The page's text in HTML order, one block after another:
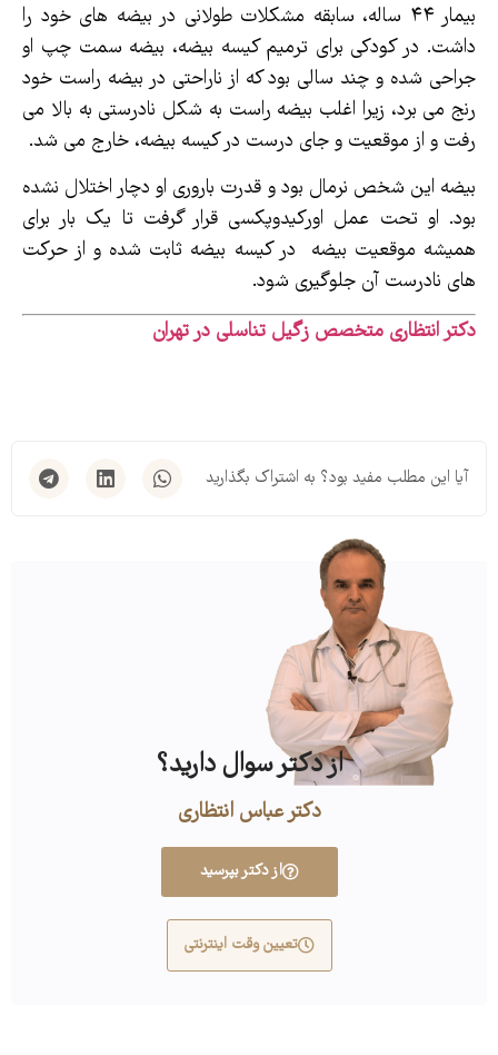
بیمار ۴۴ ساله، سابقه مشکلات طولانی در بیضه های خود را
داشت. در کودکی برای ترمیم کیسه بیضه، بیضه سمت چپ او
جراحی شده و چند سالی بود که از ناراحتی در بیضه راست خود
رنج می برد، زیرا اغلب بیضه راست به شکل نادرستی به بالا می
رفت و از موقعیت و جای درست در کیسه بیضه، خارج می شد.
بیضه این شخص نرمال بود و قدرت باروری او دچار اختلال نشده
بود. او تحت عمل اورکیدوپکسی قرار گرفت تا یک بار برای
همیشه موقعیت بیضه در کیسه بیضه ثابت شده و از حرکت
های نادرست آن جلوگیری شود.
دکتر انتظاری متخصص زگیل تناسلی در تهران
آیا این مطلب مفید بود؟ به اشتراک بگذارید
از دکتر سوال دارید؟
دکتر عباس انتظاری
از دکتر بپرسید
تعیین وقت اینترنتی